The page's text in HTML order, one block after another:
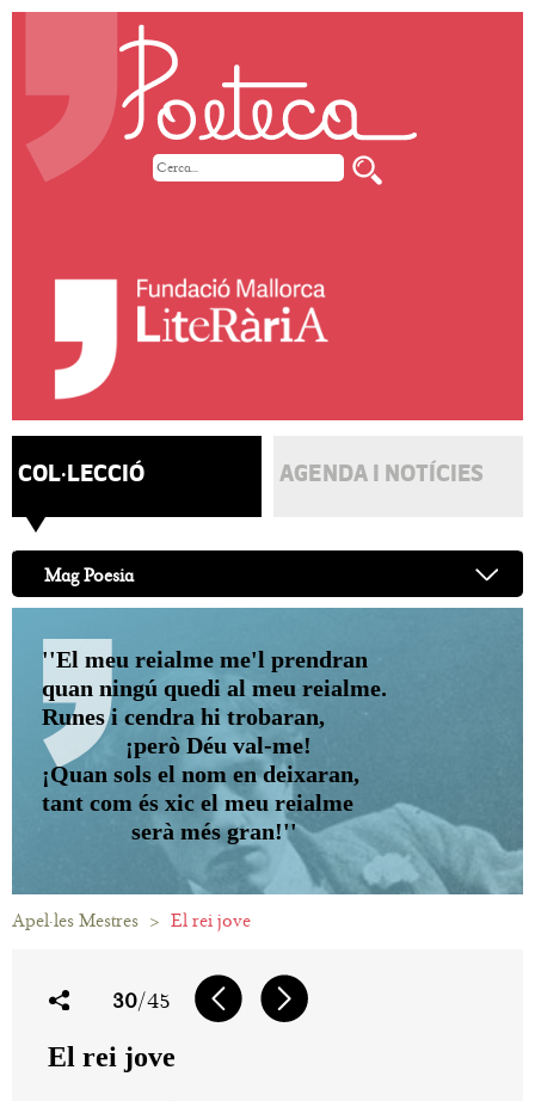
COL·LECCIÓ AGENDA I NOTÍCIES
Mag Poesia
''El meu reialme me'l prendran
quan ningú quedi al meu reialme.
Runes i cendra hi trobaran,
¡però Déu val-me!
¡Quan sols el nom en deixaran,
tant com és xic el meu reialme
serà més gran!''
Apel·les Mestres > El rei jove
30/45
El rei jove